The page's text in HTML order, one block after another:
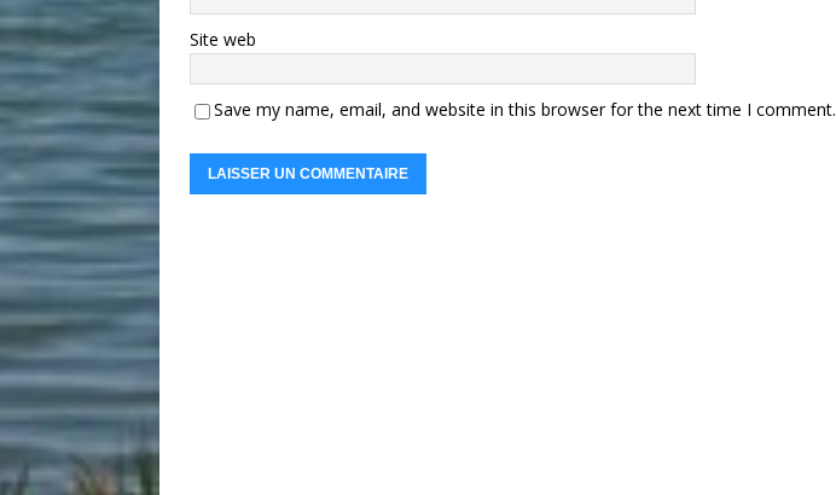
Site web
Save my name, email, and website in this browser for the next time I comment.